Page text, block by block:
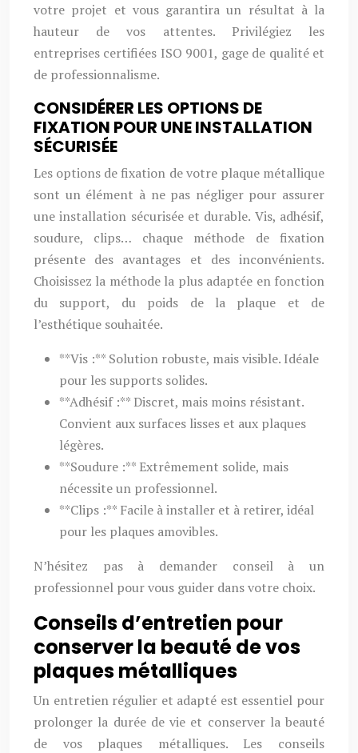
votre projet et vous garantira un résultat à la
hauteur de vos attentes. Privilégiez les
entreprises certifiées ISO 9001, gage de qualité et
de professionnalisme.
CONSIDÉRER LES OPTIONS DE
FIXATION POUR UNE INSTALLATION
SÉCURISÉE
Les options de fixation de votre plaque métallique
sont un élément à ne pas négliger pour assurer
une installation sécurisée et durable. Vis, adhésif,
soudure, clips… chaque méthode de fixation
présente des avantages et des inconvénients.
Choisissez la méthode la plus adaptée en fonction
du support, du poids de la plaque et de
l’esthétique souhaitée.
**Vis :** Solution robuste, mais visible. Idéale
pour les supports solides.
**Adhésif :** Discret, mais moins résistant.
Convient aux surfaces lisses et aux plaques
légères.
**Soudure :** Extrêmement solide, mais
nécessite un professionnel.
**Clips :** Facile à installer et à retirer, idéal
pour les plaques amovibles.
N’hésitez pas à demander conseil à un
professionnel pour vous guider dans votre choix.
Conseils d’entretien pour
conserver la beauté de vos
plaques métalliques
Un entretien régulier et adapté est essentiel pour
prolonger la durée de vie et conserver la beauté
de vos plaques métalliques. Les conseils